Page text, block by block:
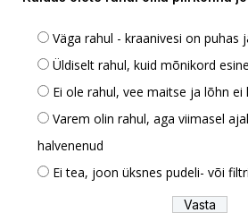
Väga rahul - kraanivesi on puhas
Üldiselt rahul, kuid mõnikord
Ei ole rahul, vee maitse ja lõhn
Varem olin rahul, aga viimasel
halvenenud
Ei tea, joon üksnes pudeli- või